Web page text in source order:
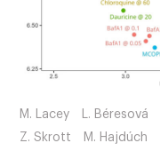
M. Lacey L. Béresová
Z. Skrott
M. Hajdúch